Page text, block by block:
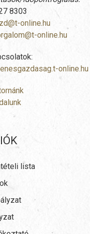
8303
online.hu
online.hu
online.hu
lista